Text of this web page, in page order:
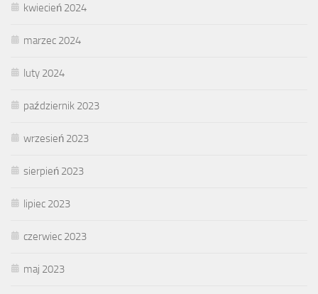
kwiecień 2024
marzec 2024
luty 2024
październik 2023
wrzesień 2023
sierpień 2023
lipiec 2023
czerwiec 2023
maj 2023